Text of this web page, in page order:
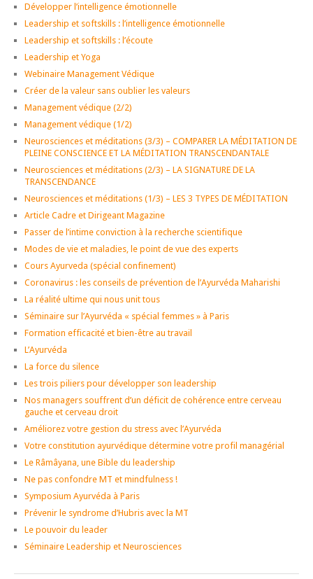
Développer l’intelligence émotionnelle
Leadership et softskills : l’intelligence émotionnelle
Leadership et softskills : l’écoute
Leadership et Yoga
Webinaire Management Védique
Créer de la valeur sans oublier les valeurs
Management védique (2/2)
Management védique (1/2)
Neurosciences et méditations (3/3) – COMPARER LA MÉDITATION DE
PLEINE CONSCIENCE ET LA MÉDITATION TRANSCENDANTALE
Neurosciences et méditations (2/3) – LA SIGNATURE DE LA
TRANSCENDANCE
Neurosciences et méditations (1/3) – LES 3 TYPES DE MÉDITATION
Article Cadre et Dirigeant Magazine
Passer de l’intime conviction à la recherche scientifique
Modes de vie et maladies, le point de vue des experts
Cours Ayurveda (spécial confinement)
Coronavirus : les conseils de prévention de l’Ayurvéda Maharishi
La réalité ultime qui nous unit tous
Séminaire sur l’Ayurvéda « spécial femmes » à Paris
Formation efficacité et bien-être au travail
L’Ayurvéda
La force du silence
Les trois piliers pour développer son leadership
Nos managers souffrent d’un déficit de cohérence entre cerveau
gauche et cerveau droit
Améliorez votre gestion du stress avec l’Ayurvéda
Votre constitution ayurvédique détermine votre profil managérial
Le Râmâyana, une Bible du leadership
Ne pas confondre MT et mindfulness !
Symposium Ayurvéda à Paris
Prévenir le syndrome d’Hubris avec la MT
Le pouvoir du leader
Séminaire Leadership et Neurosciences